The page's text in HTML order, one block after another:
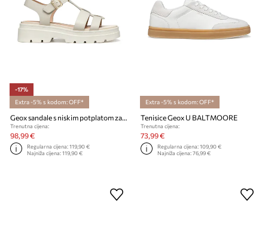
-17%
Extra -5% s kodom: OFF*
Geox sandale s niskim potplatom za žene od kože AACTERSB
Trenutna cijena:
98,99 €
Regularna cijena:119,90 €
Najniža cijena:119,90 €
Extra -5% s kodom: OFF*
Tenisice Geox U BALTMOORE
Trenutna cijena:
73,99 €
Regularna cijena:109,90 €
Najniža cijena:76,99 €